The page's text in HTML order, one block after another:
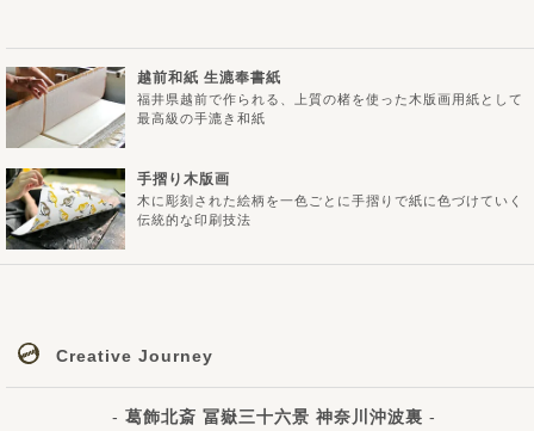
手摺り木版画
木に彫刻された絵柄を一色ごとに手摺りで紙に色づけていく
伝統的な印刷技法
越前和紙 生漉奉書紙
福井県越前で作られる、上質の楮を使った木版画用紙として
最高級の手漉き和紙
Creative Journey
- 葛飾北斎 冨嶽三十六景 神奈川沖波裏 -